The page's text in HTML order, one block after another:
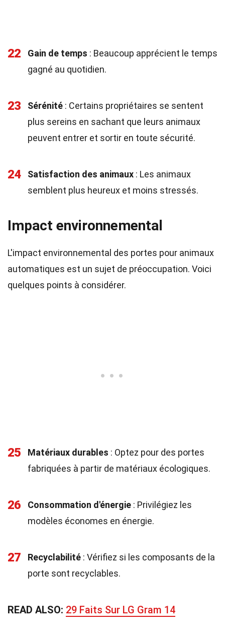
22 Gain de temps : Beaucoup apprécient le temps
gagné au quotidien.
23 Sérénité : Certains propriétaires se sentent
plus sereins en sachant que leurs animaux
peuvent entrer et sortir en toute sécurité.
24 Satisfaction des animaux : Les animaux
semblent plus heureux et moins stressés.
Impact environnemental
L'impact environnemental des portes pour animaux
automatiques est un sujet de préoccupation. Voici
quelques points à considérer.
25 Matériaux durables : Optez pour des portes
fabriquées à partir de matériaux écologiques.
26 Consommation d'énergie : Privilégiez les
modèles économes en énergie.
27 Recyclabilité : Vérifiez si les composants de la
porte sont recyclables.
READ ALSO: 29 Faits Sur LG Gram 14